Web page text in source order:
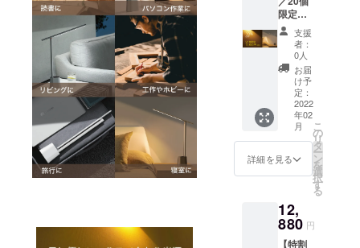
限定】
Lumier
a ×１点
一般販
売予定
価格
14,000
円（税
込/送料
込）の
10%OF
F ※色は
グレー
とホワ
らお選
びいた
だけま
支援
者：
0人
お届
け予
定：
2022
年02
月
詳細を見る
こ
の
リ
タ
ー
ン
を
選
択
す
る
12,
880 円
【特割